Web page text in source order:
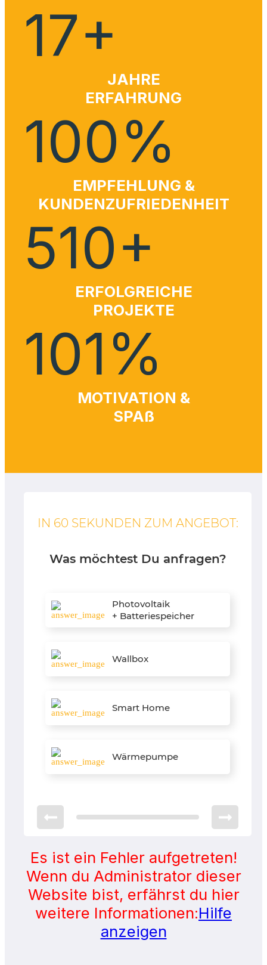
17+
JAHRE
ERFAHRUNG
100%
EMPFEHLUNG &
KUNDENZUFRIEDENHEIT
510+
ERFOLGREICHE
PROJEKTE
101%
MOTIVATION &
SPAß
IN 60 SEKUNDEN ZUM ANGEBOT:
Was möchtest Du anfragen?
Photovoltaik
+ Batteriespeicher
Wallbox
Smart Home
Wärmepumpe
Es ist ein Fehler aufgetreten!
Wenn du Administrator dieser
Website bist, erfährst du hier
weitere Informationen:Hilfe
anzeigen